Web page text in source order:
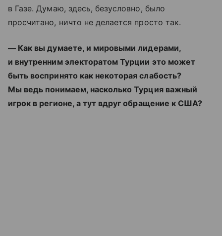
в Газе. Думаю, здесь, безусловно, было
просчитано, ничто не делается просто так.
— Как вы думаете, и мировыми лидерами,
и внутренним электоратом Турции это может
быть воспринято как некоторая слабость?
Мы ведь понимаем, насколько Турция важный
игрок в регионе, а тут вдруг обращение к США?